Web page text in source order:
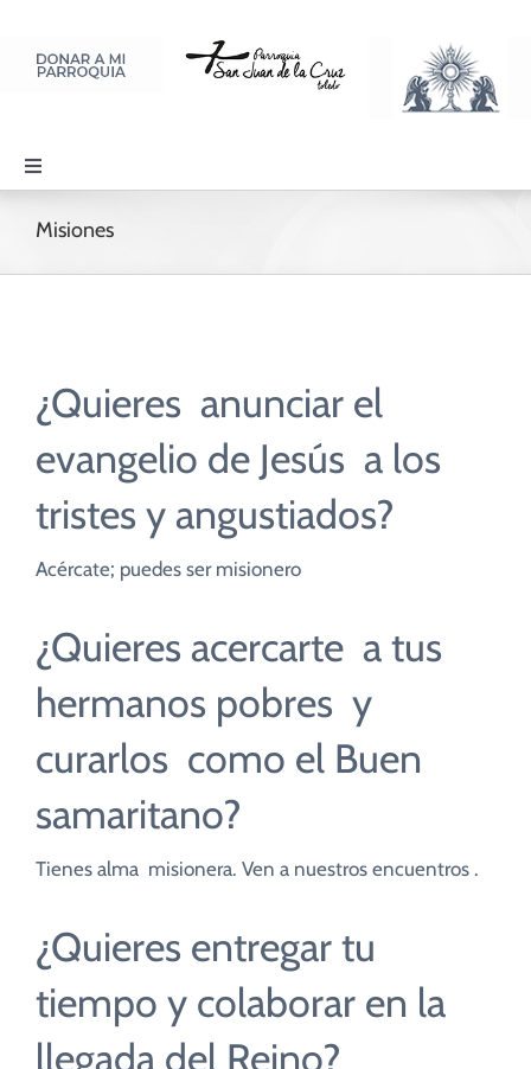
contenido
Toggle
Navigation
PARROQUIA
LITURGIA Y ORACIÓN
DISCIPULADOS
CUIDADO PASTORAL
COMUNITARIOS
CAMPUS
Misiones
¿Quieres anunciar el
evangelio de Jesús a los
tristes y angustiados?
Acércate; puedes ser misionero
¿Quieres acercarte a tus
hermanos pobres y
curarlos como el Buen
samaritano?
Tienes alma misionera. Ven a nuestros encuentros .
¿Quieres entregar tu
tiempo y colaborar en la
llegada del Reino?